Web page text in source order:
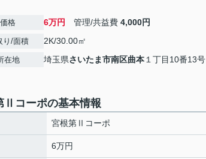
価格 6万円 管理/共益費 4,000円
り/面積 2K/30.00㎡
在地 埼玉県さいたま市南区曲本 １丁目10番13号
Ⅱコーポの基本情報
宮根第Ⅱコーポ
6万円